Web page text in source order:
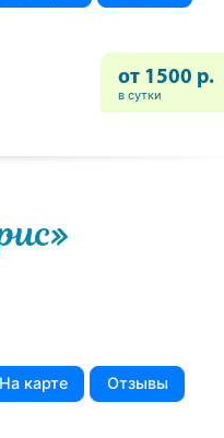
от 1500 р.
в сутки
На карте
Отзывы